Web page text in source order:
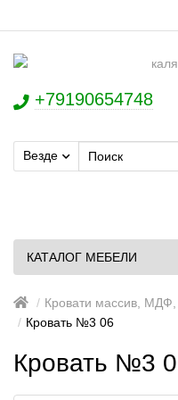
+79190654748
Везде
КАТАЛОГ МЕБЕЛИ
Кровати массив, МДФ,
Кровать №3 06
Кровать №3